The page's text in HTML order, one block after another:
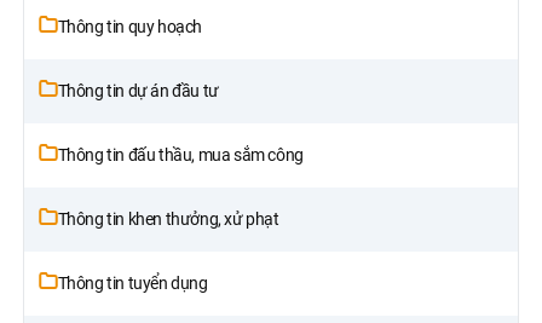
Thông tin quy hoạch
Thông tin dự án đầu tư
Thông tin đấu thầu, mua sắm công
Thông tin khen thưởng, xử phạt
Thông tin tuyển dụng